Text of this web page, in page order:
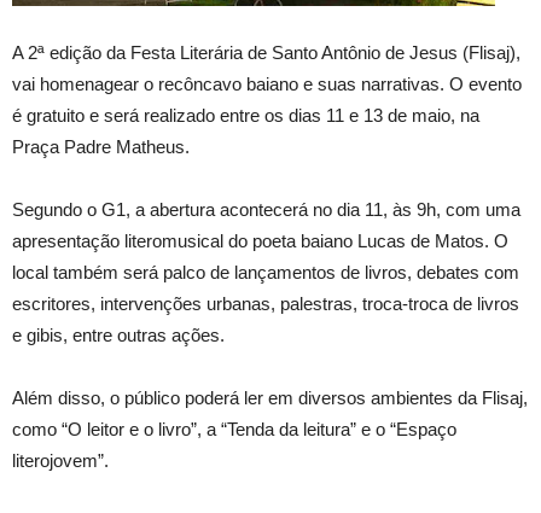
A 2ª edição da Festa Literária de Santo Antônio de Jesus (Flisaj),
vai homenagear o recôncavo baiano e suas narrativas. O evento
é gratuito e será realizado entre os dias 11 e 13 de maio, na
Praça Padre Matheus.
Segundo o G1, a abertura acontecerá no dia 11, às 9h, com uma
apresentação literomusical do poeta baiano Lucas de Matos. O
local também será palco de lançamentos de livros, debates com
escritores, intervenções urbanas, palestras, troca-troca de livros
e gibis, entre outras ações.
Além disso, o público poderá ler em diversos ambientes da Flisaj,
como “O leitor e o livro”, a “Tenda da leitura” e o “Espaço
literojovem”.